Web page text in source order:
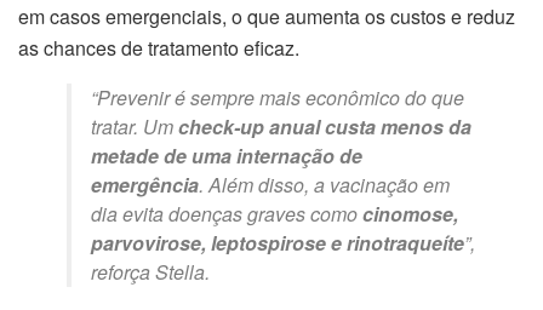
em casos emergenciais, o que aumenta os custos e reduz
as chances de tratamento eficaz.
“Prevenir é sempre mais econômico do que
tratar. Umcheck-up anual custa menos da
metade de uma internação de
emergência. Além disso, a vacinação em
dia evita doenças graves comocinomose,
parvovirose, leptospirose e rinotraqueíte”,
reforça Stella.